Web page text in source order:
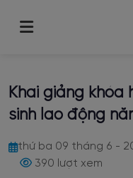
Giới thiệu chung
Lịch sử hình thành
Tin tức
Lịch tạm ngừng cấp
Công bố thông tin
Trang chủ
Khai giảng khóa huấn
Khai giảng khóa
sinh lao động
thứ ba 09 tháng 6 -
390 lượt xem